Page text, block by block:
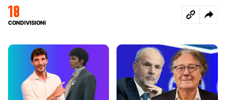
18
CONDIVISIONI